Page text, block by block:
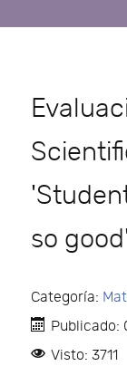
so
Categoría:
Publicado:
Visto: 3711